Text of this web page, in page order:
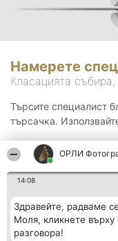
ОРЛИ
14:08
Здравейте, радваме
Моля, кликнете върху
разговора!
Намерете
Класацията
Търсите специалист
търсачка.